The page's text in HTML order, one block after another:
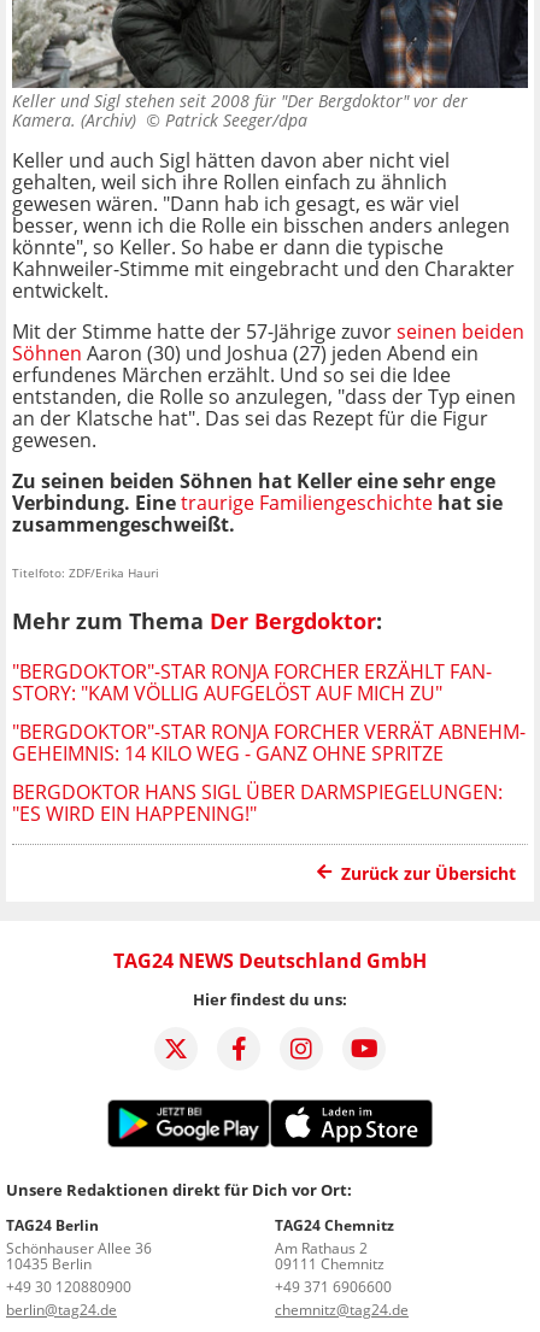
Keller und Sigl stehen seit 2008 für "Der Bergdoktor" vor der
Kamera. (Archiv) © Patrick Seeger/dpa
Keller und auch Sigl hätten davon aber nicht viel
gehalten, weil sich ihre Rollen einfach zu ähnlich
gewesen wären. "Dann hab ich gesagt, es wär viel
besser, wenn ich die Rolle ein bisschen anders anlegen
könnte", so Keller. So habe er dann die typische
Kahnweiler-Stimme mit eingebracht und den Charakter
entwickelt.
Mit der Stimme hatte der 57-Jährige zuvorseinen beiden
Söhnen Aaron (30) und Joshua (27) jeden Abend ein
erfundenes Märchen erzählt. Und so sei die Idee
entstanden, die Rolle so anzulegen, "dass der Typ einen
an der Klatsche hat". Das sei das Rezept für die Figur
gewesen.
Zu seinen beiden Söhnen hat Keller eine sehr enge
Verbindung. Einetraurige Familiengeschichte hat sie
zusammengeschweißt.
Titelfoto: ZDF/Erika Hauri
Mehr zum Thema Der Bergdoktor:
"BERGDOKTOR"-STAR RONJA FORCHER ERZÄHLT FAN-
STORY: "KAM VÖLLIG AUFGELÖST AUF MICH ZU"
"BERGDOKTOR"-STAR RONJA FORCHER VERRÄT ABNEHM-
GEHEIMNIS: 14 KILO WEG - GANZ OHNE SPRITZE
BERGDOKTOR HANS SIGL ÜBER DARMSPIEGELUNGEN:
"ES WIRD EIN HAPPENING!"
Zurück zur Übersicht
TAG24 NEWS Deutschland GmbH
Hier findest du uns:
Unsere Redaktionen direkt für Dich vor Ort:
TAG24 Berlin
Schönhauser Allee 36
10435 Berlin
+49 30 120880900
berlin@tag24.de
TAG24 Chemnitz
Am Rathaus 2
09111 Chemnitz
+49 371 6906600
chemnitz@tag24.de